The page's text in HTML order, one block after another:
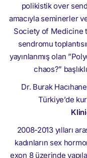
polikistik over
amacıyla seminerler
Society of Medicine
sendromu
yayınlanmış olan
chaos?”
Dr. Burak
Türkiye’de
2008-2013 yılları
kadınların sex
exon 8 üzerinde